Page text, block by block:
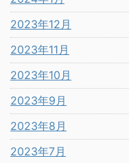
2023年12月
2023年11月
2023年10月
2023年9月
2023年8月
2023年7月